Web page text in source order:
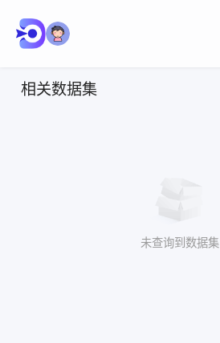
相关数据集
未查询到数据集